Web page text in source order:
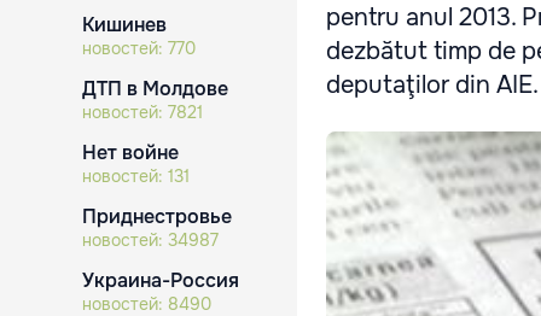
Кишинев
новостей: 770
ДТП в Молдове
новостей: 7821
Нет войне
новостей: 131
Приднестровье
новостей: 34987
Украина-Россия
новостей: 8490
pentru anul 2013.
dezbătut timp de
deputaţilor din AIE.